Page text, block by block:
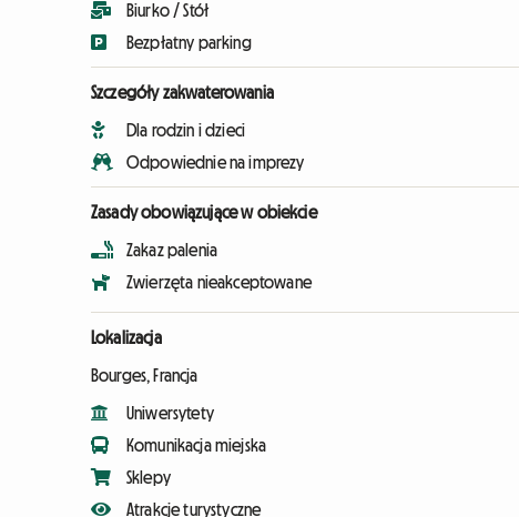
Biurko / Stół
Bezpłatny parking
Szczegóły zakwaterowania
Dla rodzin i dzieci
Odpowiednie na imprezy
Zasady obowiązujące w obiekcie
Zakaz palenia
Zwierzęta nieakceptowane
Lokalizacja
Bourges, Francja
Uniwersytety
Komunikacja miejska
Sklepy
Atrakcje turystyczne